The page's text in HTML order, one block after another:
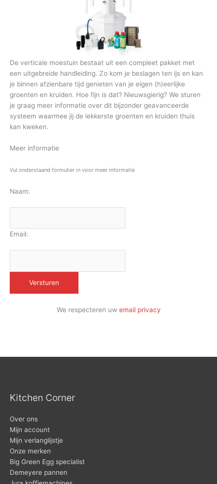
De verticale moestuin bestaat uit een compleet pakket met
een uitgebreide handleiding. Zo kom je beslagen ten ijs en kan
je binnen afzienbare tijd genieten van je eigen (h)eerlijke
groenten en kruiden. Hoe fijn is dat? Nieuwsgierig? We sturen
je graag meer informatie over dit bijzonder geavanceerde
systeem waarmee jij de lekkerste groenten en kruiden thuis
kan kweken.
Meer informatie
Vul onderstaand formulier in voor meer informatie
Naam:
Email:
We respecteren uw email privacy
Kitchen Corner
Over ons
Mijn account
Mijn verlanglijstje
Onze merken
Big Green Egg specialist
Demeyere pannen